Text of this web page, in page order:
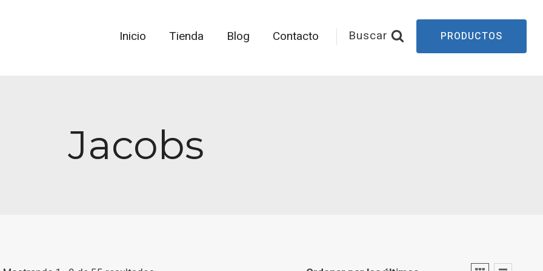
Inicio Tienda Blog Contacto Buscar PRODUCTOS
Jacobs